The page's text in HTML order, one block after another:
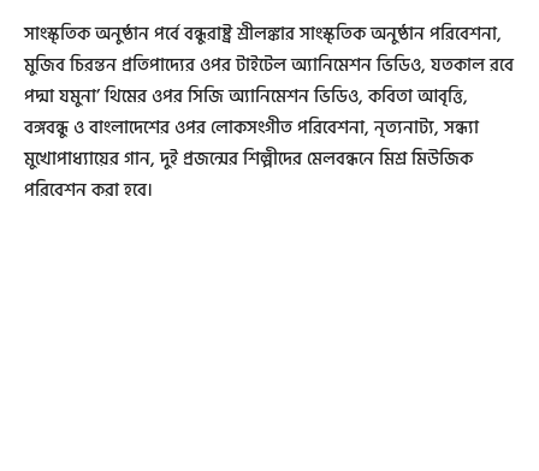
সাংস্কৃতিক অনুষ্ঠান পর্বে বন্ধুরাষ্ট্র শ্রীলঙ্কার সাংস্কৃতিক অনুষ্ঠান পরিবেশনা,
মুজিব চিরন্তন প্রতিপাদ্যের ওপর টাইটেল অ্যানিমেশন ভিডিও, যতকাল রবে
পদ্মা যমুনা’ থিমের ওপর সিজি অ্যানিমেশন ভিডিও, কবিতা আবৃত্তি,
বঙ্গবন্ধু ও বাংলাদেশের ওপর লোকসংগীত পরিবেশনা, নৃত্যনাট্য, সন্ধ্যা
মুখোপাধ্যায়ের গান, দুই প্রজন্মের শিল্পীদের মেলবন্ধনে মিশ্র মিউজিক
পরিবেশন করা হবে।